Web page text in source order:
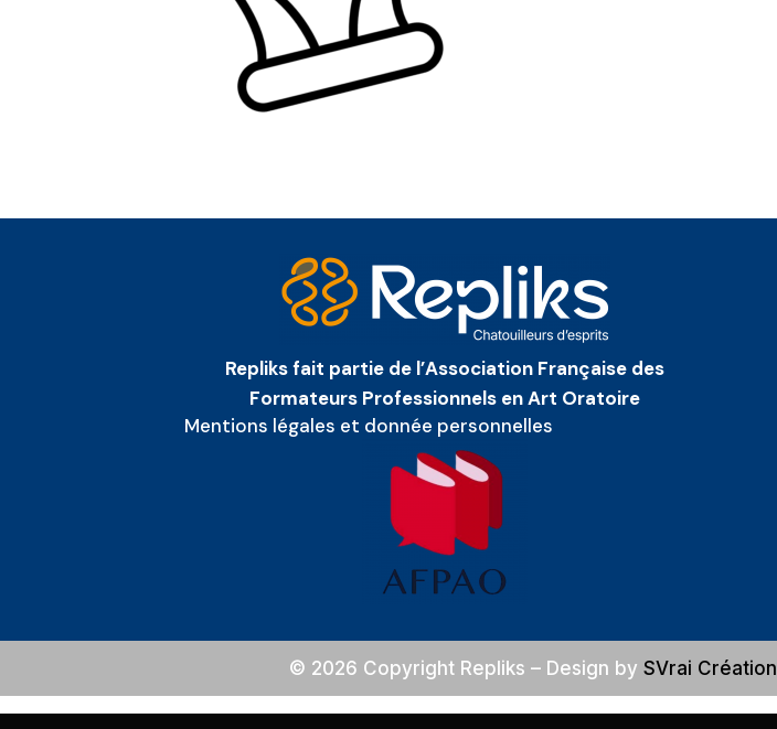
Repliks fait partie de l’Association Française des
Formateurs Professionnels en Art Oratoire
Mentions légales et donnée personnelles
© 2026 Copyright Repliks – Design by SVrai Création